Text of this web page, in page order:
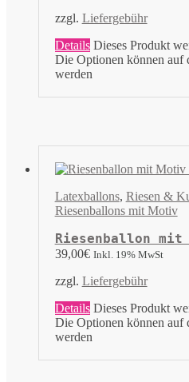
zzgl. Liefergebühr
Details Dieses Produkt
Die Optionen können auf
werden
Latexballons, Riesen &
Riesenballons mit Motiv
Riesenballon
39,00€ Inkl. 19% MwSt
zzgl. Liefergebühr
Details Dieses Produkt
Die Optionen können auf
werden